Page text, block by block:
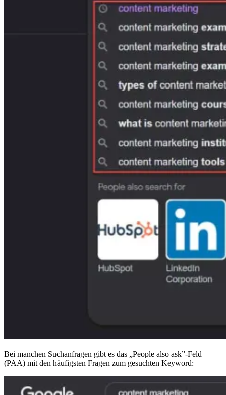
Bei manchen Suchanfragen gibt es das „People also ask”-Feld
(PAA) mit den häufigsten Fragen zum gesuchten Keyword: